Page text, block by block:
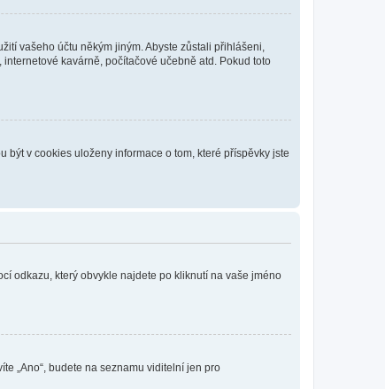
vašeho účtu někým jiným. Abyste zůstali přihlášeni,
kavárně, počítačové učebně atd. Pokud toto
být v cookies uloženy informace o tom, které příspěvky jste
odkazu, který obvykle najdete po kliknutí na vaše jméno
„Ano“, budete na seznamu viditelní jen pro